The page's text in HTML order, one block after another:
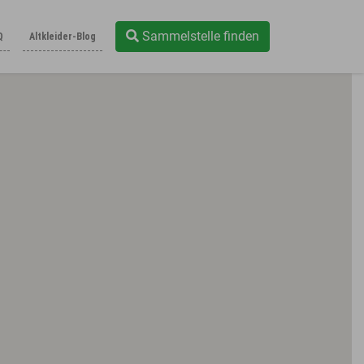
Altkleider-Blog Sammelstelle finden